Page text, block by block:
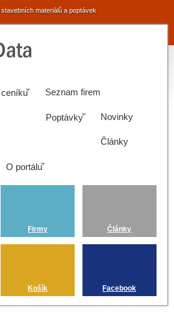
stavebních materiálů a poptávek
Seznam firem
Poptávky Novinky
Články
O portálu
Firmy Články
Košík Facebook